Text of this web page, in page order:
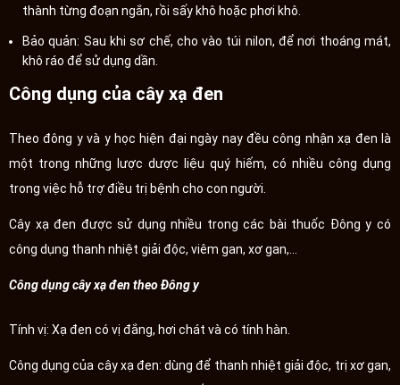
thành từng đoạn ngắn, rồi sấy khô hoặc phơi khô.
Bảo quản: Sau khi sơ chế, cho vào túi nilon, để nơi thoáng mát,
khô ráo để sử dụng dần.
Công dụng của cây xạ đen
Theo đông y và y học hiện đại ngày nay đều công nhận xạ đen là
một trong những lược dược liệu quý hiếm, có nhiều công dụng
trong việc hỗ trợ điều trị bệnh cho con người.
Cây xạ đen được sử dụng nhiều trong các bài thuốc Đông y có
công dụng thanh nhiệt giải độc, viêm gan, xơ gan,...
Công dụng cây xạ đen theo Đông y
Tính vị: Xạ đen có vị đắng, hơi chát và có tính hàn.
Công dụng của cây xạ đen: dùng để thanh nhiệt giải độc, trị xơ gan,